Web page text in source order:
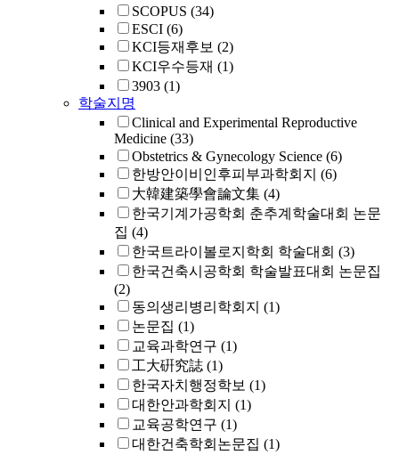
SCOPUS (34)
ESCI (6)
KCI등재후보 (2)
KCI우수등재 (1)
3903 (1)
학술지명
Clinical and Experimental Reproductive
Medicine (33)
Obstetrics & Gynecology Science (6)
한방안이비인후피부과학회지 (6)
大韓建築學會論文集 (4)
한국기계가공학회 춘추계학술대회 논문
집 (4)
한국트라이볼로지학회 학술대회 (3)
한국건축시공학회 학술발표대회 논문집
(2)
동의생리병리학회지 (1)
논문집 (1)
교육과학연구 (1)
工大硏究誌 (1)
한국자치행정학보 (1)
대한안과학회지 (1)
교육공학연구 (1)
대한건축학회논문집 (1)